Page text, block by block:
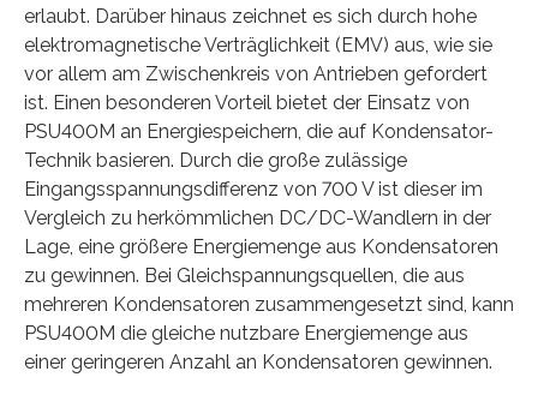
erlaubt. Darüber hinaus zeichnet es sich durch hohe
elektromagnetische Verträglichkeit (EMV) aus, wie sie
vor allem am Zwischenkreis von Antrieben gefordert
ist. Einen besonderen Vorteil bietet der Einsatz von
PSU400M an Energiespeichern, die auf Kondensator-
Technik basieren. Durch die große zulässige
Eingangsspannungsdifferenz von 700 V ist dieser im
Vergleich zu herkömmlichen DC/DC-Wandlern in der
Lage, eine größere Energiemenge aus Kondensatoren
zu gewinnen. Bei Gleichspannungsquellen, die aus
mehreren Kondensatoren zusammengesetzt sind, kann
PSU400M die gleiche nutzbare Energiemenge aus
einer geringeren Anzahl an Kondensatoren gewinnen.